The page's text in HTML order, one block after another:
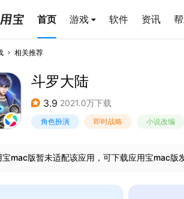
首页 游戏 软件 资讯
相关推荐
斗罗大陆
3.9 2021.0万下载
角色扮演 即时战略 小说改编
宝mac版暂未适配该应用，可下载应用宝mac版